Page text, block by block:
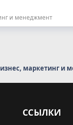
и менеджмент
маркетинг и
ССЫЛКИ